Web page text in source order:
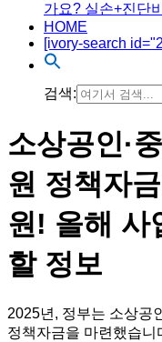
가요? 실손+진단
HOME
[ivory-search
검색:
소상공인·
원 정책자
원! 올해 사
할 정보
2025년, 정부는 소상공
정책자금을 마련했습니